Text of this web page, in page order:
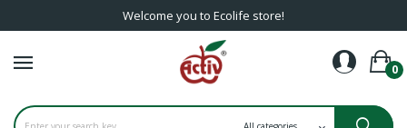
Welcome you to Ecolife store!
0